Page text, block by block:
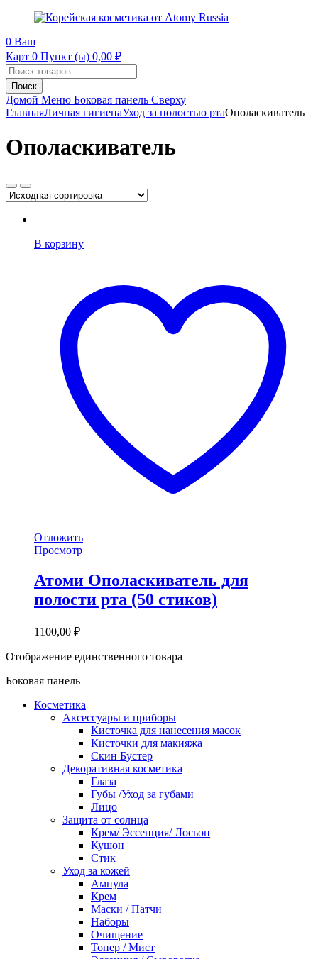
0 Ваш
Карт 0 Пункт (ы) 0,00 ₽
Поиск
продуктов
Поиск
Домой Меню Боковая панель Сверху
ГлавнаяЛичная гигиенаУход за полостью ртаОполаскиватель
Ополаскиватель
В корзину
Отложить
Просмотр
Атоми Ополаскиватель для
полости рта (50 стиков)
1100,00 ₽
Отображение единственного товара
Боковая панель
Косметика
Аксессуары и приборы
Кисточка для нанесения масок
Кисточки для макияжа
Скин Бустер
Декоративная косметика
Глаза
Губы /Уход за губами
Лицо
Защита от солнца
Крем/ Эссенция/ Лосьон
Кушон
Стик
Уход за кожей
Ампула
Крем
Маски / Патчи
Наборы
Очищение
Тонер / Мист